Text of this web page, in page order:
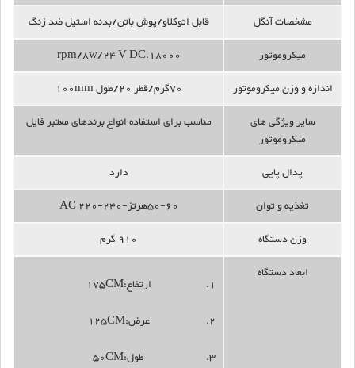
مشخصات آنگل
قابل اتوکلاو/پوش باتن/بدنه استیل ضد زنگ
میکروموتور
18000.rpm/8w/24 V DC
اندازه و وزن میکروموتور
70گرم/قطر 20/طول 100mm
سایر ویژگی های
میکروموتور
مناسب برای استفاده انواع برندهای معتبر فایل
پدال پایی
دارد
تغذیه و توان
50-60هرتز-AC 220-240
وزن دستگاه
910 گرم
ابعاد دستگاه
ارتفاع:175CM
عرض:125CM
طول:50CM